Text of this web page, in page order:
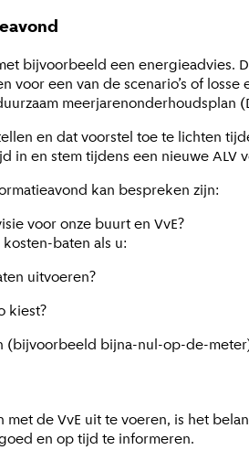
bijvoorbeeld een energieadvies.
voor een van de scenario’s of
meerjarenonderhoudsplan
en dat voorstel toe te lichten
in en stem tijdens een nieuwe ALV
kan bespreken zijn:
voor onze buurt en VvE?
baten als u:
uitvoeren?
kiest?
(bijvoorbeeld bijna-nul-op-de-
de VvE uit te voeren, is het
en op tijd te informeren.